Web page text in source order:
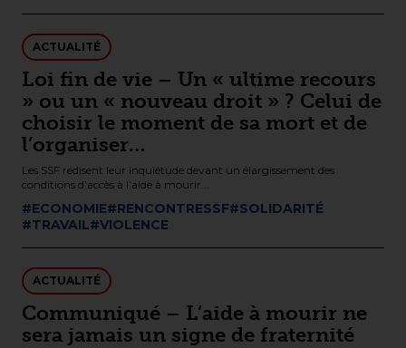
ACTUALITÉ
Loi fin de vie – Un « ultime recours
» ou un « nouveau droit » ? Celui de
choisir le moment de sa mort et de
l’organiser…
Les SSF redisent leur inquiétude devant un élargissement des
conditions d’accès à l’aide à mourir...
#ECONOMIE#RENCONTRESSF#SOLIDARITÉ
#TRAVAIL#VIOLENCE
ACTUALITÉ
Communiqué – L’aide à mourir ne
sera jamais un signe de fraternité